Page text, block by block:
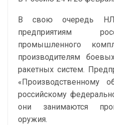
В свою очередь
предприятиям
промышленного
производителям
ракетных систем.
«Производственному
российскому
они занимаются
оружия.